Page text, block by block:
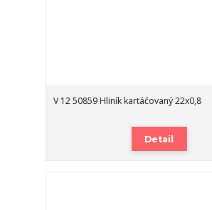
V 12 50859 Hliník kartáčovaný 22x0,8
Detail